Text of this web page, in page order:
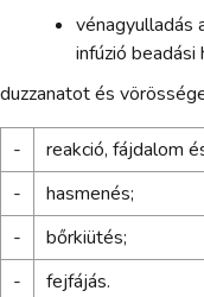
vénagyulladás
infúzió beadási
duzzanatot és
-
reakció, fájdalom
-
hasmenés;
-
bőrkiütés;
-
fejfájás.